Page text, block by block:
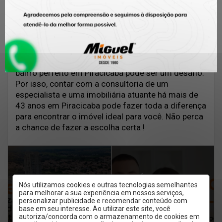
Nós utilizamos cookies e outras tecnologias semelhantes
para melhorar a sua experiência em nossos serviços,
personalizar publicidade e recomendar conteúdo com
base em seu interesse. Ao utilizar este site, você
autoriza/concorda com o armazenamento de cookies em
Autoridade no assunto: Administramos Seu Novo
Lar para o Melhor Negócio
Com tantas opções maravilhosas, escolher o
bairro perfeito em Piracicaba pode ser um desafio.
Por isso, contar com a consultoria de um
especialista e uma imobiliária atuante há mais de
43 anos em Piracicaba pode fazer toda a diferença
para encontrar o imóvel ideal para você. Não perca
a chance de fazer a escolha certa !
ARTIGO ANTERIOR
Piracicaba em
Crescimento: 5
PRÓXIMO ARTIGO
Fiador, seguro fiança
ou título de
capitalização?